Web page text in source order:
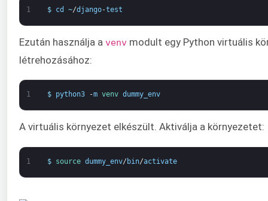
1 $ cd ~/django-test
Ezután használja a venv modult egy Python virtuális
létrehozásához:
1 $ python3 -m venv dummy_env
A virtuális környezet elkészült. Aktiválja a környezetet:
1 $ source dummy_env/ bin/activate